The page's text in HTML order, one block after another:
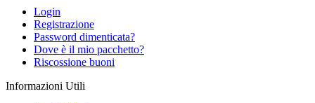
Login
Registrazione
Password dimenticata?
Dove è il mio pacchetto?
Riscossione buoni
Informazioni Utili